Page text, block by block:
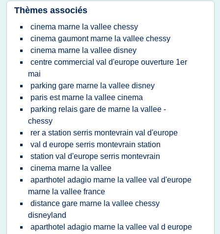
Thèmes associés
cinema marne la vallee chessy
cinema gaumont marne la vallee chessy
cinema marne la vallee disney
centre commercial val d'europe ouverture 1er
mai
parking gare marne la vallee disney
paris est marne la vallee cinema
parking relais gare de marne la vallee -
chessy
rer a station serris montevrain val d'europe
val d europe serris montevrain station
station val d'europe serris montevrain
cinema marne la vallee
aparthotel adagio marne la vallee val d'europe
marne la vallee france
distance gare marne la vallee chessy
disneyland
aparthotel adagio marne la vallee val d europe